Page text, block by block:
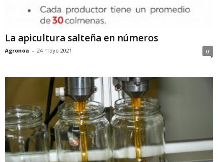
La apicultura salteña en números
Agronoa - 24 mayo 2021 0